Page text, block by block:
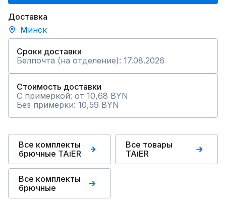
Доставка
Минск
Сроки доставки
Белпочта (на отделение): 17.08.2026
Стоимость доставки
С примеркой: от 10,68 BYN
Без примерки: 10,59 BYN
Все комплекты
брючные TAiER
Все товары
TAiER
Все комплекты
брючные